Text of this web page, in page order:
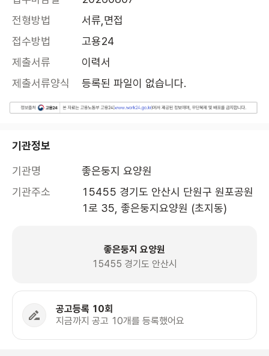
전형방법
서류,면접
접수방법
고용24
제출서류
이력서
제출서류양식
등록된 파일이 없습니다.
기관정보
기관명
좋은둥지 요양원
기관주소
15455 경기도 안산시 단원구 원포공원
1로 35, 좋은둥지요양원 (초지동)
좋은둥지 요양원
15455 경기도 안산시
공고등록 10회
지금까지 공고 10개를 등록했어요